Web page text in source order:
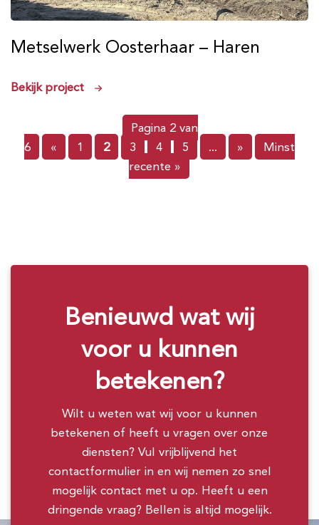
Metselwerk Oosterhaar – Haren
Bekijk project
Pagina 2 van
6
« 1 2 3 4 5 ... »
Minst
recente »
Benieuwd wat wij
voor u kunnen
betekenen?
Wilt u weten wat wij voor u kunnen
betekenen of heeft u vragen over onze
diensten? Vul vrijblijvend het
contactformulier in en wij nemen zo snel
mogelijk contact met u op. Heeft u een
dringende vraag? Bellen is altijd mogelijk.